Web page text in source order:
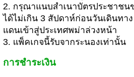
2. กรุณาแนบสำเนาบัตรประชาชน
ได้ไม่เกิน 3 สัปดาห์ก่อนวันเดินทา
แดนเข้าสู่ประเทศพม่าล่วงหน้า
3. แพ็คเกจนี้รับจากระนองเท่านั้น
การชำระเงิน